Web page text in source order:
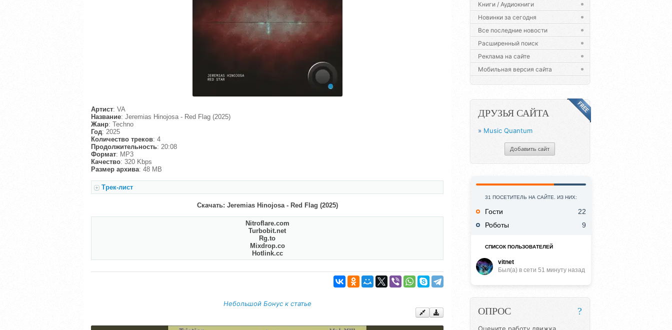
Артист: VA
Название: Jeremias Hinojosa - Red Flag (2025)
Жанр: Techno
Год: 2025
Количество треков: 4
Продолжительность: 20:08
Формат: MP3
Качество: 320 Kbps
Размер архива: 48 MB
Трек-лист
Скачать: Jeremias Hinojosa - Red Flag (2025)
Nitroflare.com
Turbobit.net
Rg.to
Mixdrop.co
Hotlink.cc
Небольшой Бонус к статье
Книги / Аудиокниги
Новинки за сегодня
Все последние новости
Расширенный поиск
Реклама на сайте
Мобильная версия сайта
ДРУЗЬЯ САЙТА
» Music Quantum
Добавить сайт
31 ПОСЕТИТЕЛЬ НА САЙТЕ. ИЗ НИХ:
Гости
22
Роботы
9
СПИСОК ПОЛЬЗОВАТЕЛЕЙ
vitnet
Был(a) в сети 51 минуту назад
ОПРОС ?